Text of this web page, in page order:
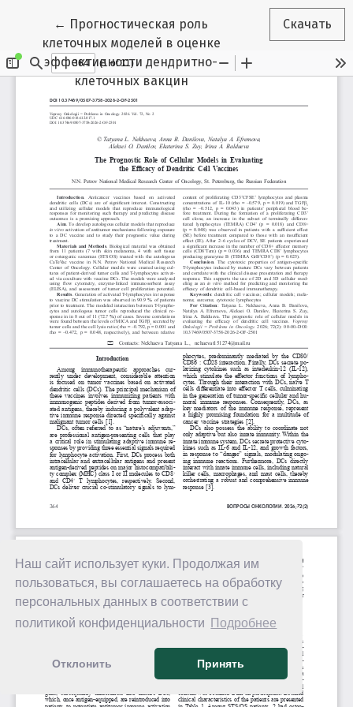
Наш сайт использует куки. Продолжая им
пользоваться, вы соглашаетесь на обработку
персональных данных в соответствии с
политикой конфиденциальности
Подробнее
Отклонить Принять
← Вернуться к Подробностям о статье
Прогностическая роль
клеточных моделей в оценке
эффективности дендритно-
клеточных вакцин
Скачать